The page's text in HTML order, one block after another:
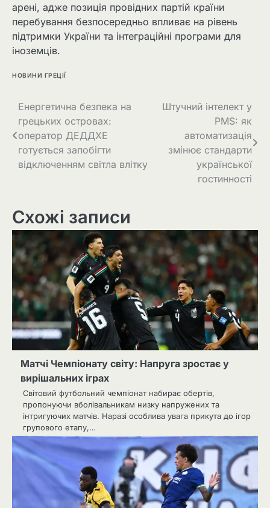
арені, адже позиція провідних партій країни
перебування безпосередньо впливає на рівень
підтримки України та інтеграційні програми для
іноземців.
НОВИНИ ГРЕЦІЇ
Енергетична безпека на
грецьких островах:
оператор ДЕДДХЕ
готується запобігти
відключенням світла влітку
Штучний інтелект у
PMS: як
автоматизація
змінює стандарти
української
гостинності
Схожі записи
Матчі Чемпіонату світу: Напруга зростає у
вирішальних іграх
Світовий футбольний чемпіонат набирає обертів,
пропонуючи вболівальникам низку напружених та
інтригуючих матчів. Наразі особлива увага прикута до ігор
групового етапу,…